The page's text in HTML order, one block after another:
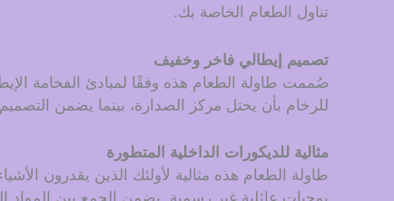
تناول الطعام الخاصة بك.
تصميم إيطالي فاخر وخفيف
صُممت طاولة الطعام هذه وفقًا لمبادئ الفخامة
للرخام بأن يحتل مركز الصدارة، بينما يضمن
مثالية للديكورات الداخلية المتطورة
طاولة الطعام هذه مثالية لأولئك الذين يقدرون